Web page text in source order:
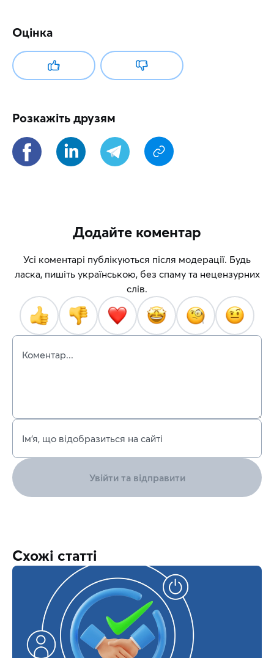
Оцінка
Розкажіть друзям
Додайте коментар
Усі коментарі публікуються після модерації. Будь
ласка, пишіть українською, без спаму та нецензурних
слів.
Коментар...
Ім’я, що відобразиться на сайті
Увійти та відправити
Схожі статті